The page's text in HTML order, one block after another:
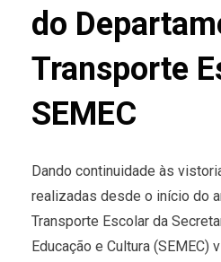
do
Transporte
SEMEC
Dando continuidade às
realizadas desde o início do
Transporte Escolar da
Educação e Cultura (SEMEC)